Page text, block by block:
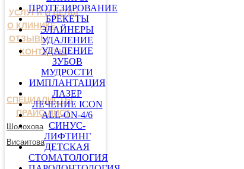
УСЛУГИ И ЦЕНЫ
О КЛИНИКЕ
ОТЗЫВЫ
КОНТАКТЫ
СПЕЦИАЛИСТЫ
ПРАЙС-ЛИСТ
Шолохова
Висаитова
ПРОТЕЗИРОВАНИЕ
БРЕКЕТЫ
ЭЛАЙНЕРЫ
УДАЛЕНИЕ
УДАЛЕНИЕ
ЗУБОВ
МУДРОСТИ
ИМПЛАНТАЦИЯ
ЛАЗЕР
ЛЕЧЕНИЕ ICON
ALL-ON-4/6
СИНУС-
ЛИФТИНГ
ДЕТСКАЯ
СТОМАТОЛОГИЯ